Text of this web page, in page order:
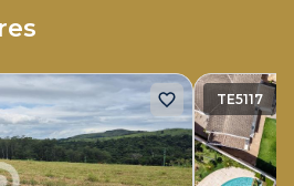
TE5117